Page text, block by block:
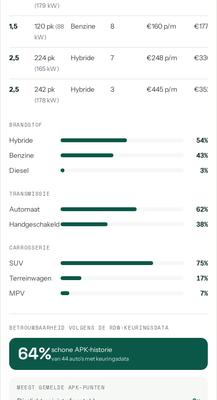
(179 kW)
1,5 120 pk (88
kW)
Benzine 8 €160 p/m €177
2,5 224 pk
(165 kW)
Hybride 7 €248 p/m €336
2,5 242 pk
(178 kW)
Hybride 3 €445 p/m €352
BRANDSTOF
Hybride
54%
Benzine
43%
Diesel
3%
TRANSMISSIE
Automaat
62%
Handgeschakeld
38%
CARROSSERIE
SUV
75%
Terreinwagen
17%
MPV
7%
BETROUWBAARHEID VOLGENS DE RDW-KEURINGSDATA
64%schone APK‑historie
van 44 auto's met keuringsdata
MEEST GEMELDE APK-PUNTEN